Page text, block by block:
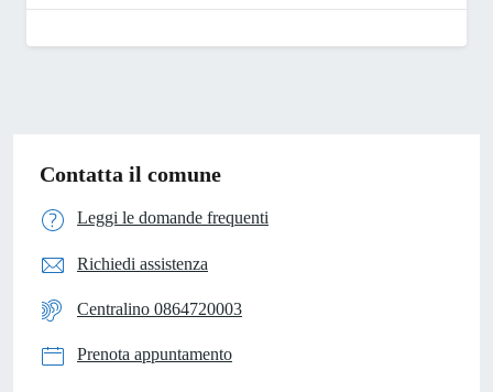
Contatta il comune
Leggi le domande frequenti
Richiedi assistenza
Centralino 0864720003
Prenota appuntamento